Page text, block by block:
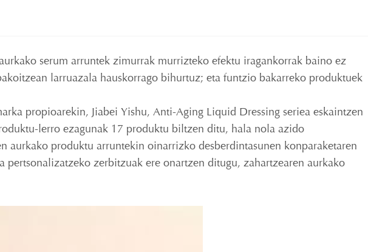
serum arruntek zimurrak murrizteko efektu iragankorrak baino ez
larruazala hauskorrago bihurtuz; eta funtzio bakarreko produktuek
propioarekin, Jiabei Yishu, Anti-Aging Liquid Dressing seriea eskaintzen
lerro ezagunak 17 produktu biltzen ditu, hala nola azido
aurkako produktu arruntekin oinarrizko desberdintasunen konparaketaren
zerbitzuak ere onartzen ditugu, zahartzearen aurkako